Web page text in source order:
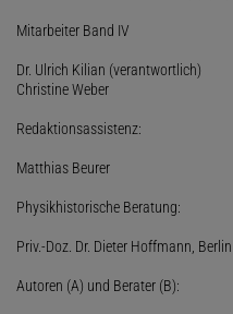
Mitarbeiter Band IV
Dr. Ulrich Kilian (verantwortlich)
Christine Weber
Redaktionsassistenz:
Matthias Beurer
Physikhistorische Beratung:
Priv.-Doz. Dr. Dieter Hoffmann, Berlin
Autoren (A) und Berater (B):